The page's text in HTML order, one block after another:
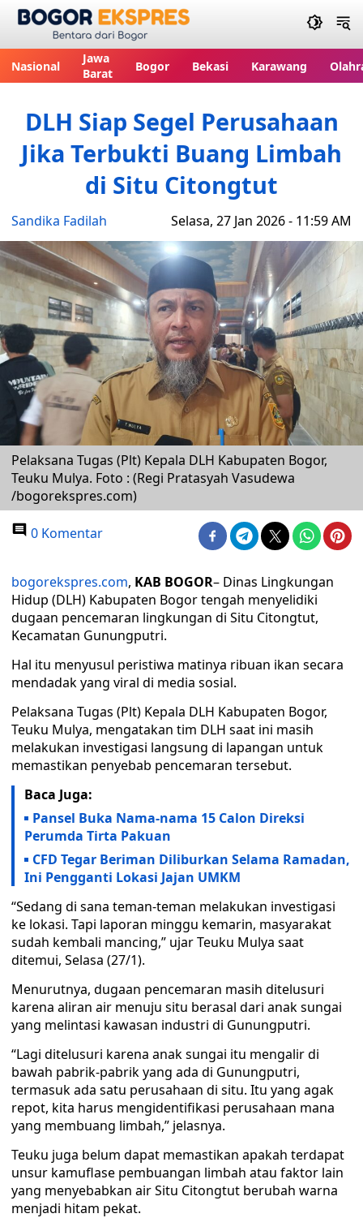
Nasional
Jawa
Barat
Bogor Bekasi Karawang
DLH Siap Segel Perusahaan
Jika Terbukti Buang Limbah
di Situ Citongtut
Sandika Fadilah Selasa, 27 Jan 2026 - 11:59 AM
Pelaksana Tugas (Plt) Kepala DLH Kabupaten Bogor,
Teuku Mulya. Foto : (Regi Pratasyah Vasudewa
/bogorekspres.com)
0 Komentar
bogorekspres.com, KAB BOGOR– Dinas Lingkungan
Hidup (DLH) Kabupaten Bogor tengah menyelidiki
dugaan pencemaran lingkungan di Situ Citongtut,
Kecamatan Gunungputri.
Hal itu menyusul peristiwa matinya ribuan ikan secara
mendadak yang viral di media sosial.
Pelaksana Tugas (Plt) Kepala DLH Kabupaten Bogor,
Teuku Mulya, mengatakan tim DLH saat ini masih
melakukan investigasi langsung di lapangan untuk
memastikan penyebab pencemaran tersebut.
Baca Juga:
Pansel Buka Nama-nama 15 Calon Direksi
Perumda Tirta Pakuan
CFD Tegar Beriman Diliburkan Selama Ramadan,
Ini Pengganti Lokasi Jajan UMKM
“Sedang di sana teman-teman melakukan investigasi
ke lokasi. Tapi laporan minggu kemarin, masyarakat
sudah kembali mancing,” ujar Teuku Mulya saat
ditemui, Selasa (27/1).
Menurutnya, dugaan pencemaran masih ditelusuri
karena aliran air menuju situ berasal dari anak sungai
yang melintasi kawasan industri di Gunungputri.
“Lagi ditelusuri karena anak sungai itu mengalir di
bawah pabrik-pabrik yang ada di Gunungputri,
termasuk ada satu perusahaan di situ. Itu yang agak
repot, kita harus mengidentifikasi perusahaan mana
yang membuang limbah,” jelasnya.
Teuku juga belum dapat memastikan apakah terdapat
unsur kamuflase pembuangan limbah atau faktor lain
yang menyebabkan air Situ Citongtut berubah warna
menjadi hitam pekat.